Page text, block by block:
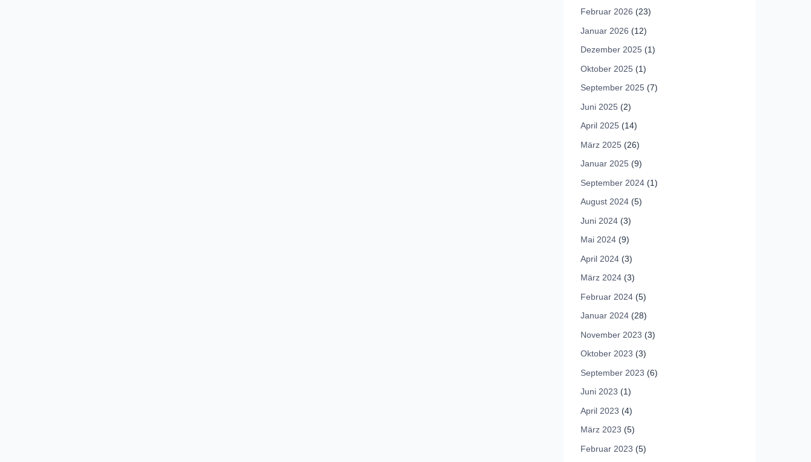
Februar 2026 (23)
Januar 2026 (12)
Dezember 2025 (1)
Oktober 2025 (1)
September 2025 (7)
Juni 2025 (2)
April 2025 (14)
März 2025 (26)
Januar 2025 (9)
September 2024 (1)
August 2024 (5)
Juni 2024 (3)
Mai 2024 (9)
April 2024 (3)
März 2024 (3)
Februar 2024 (5)
Januar 2024 (28)
November 2023 (3)
Oktober 2023 (3)
September 2023 (6)
Juni 2023 (1)
April 2023 (4)
März 2023 (5)
Februar 2023 (5)